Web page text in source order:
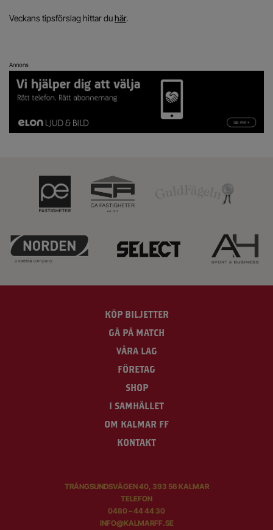
Veckans tipsförslag hittar duhär.
Annons
KÖP BILJETTER
GÅ PÅ MATCH
VÅRA LAG
FÖRETAG
SHOP
I SAMHÄLLET
OM KALMAR FF
KONTAKT
TRÅNGSUNDSVÄGEN 40, 393 56 KALMAR
TELEFON
0480 – 44 44 30
INFO@KALMARFF.SE